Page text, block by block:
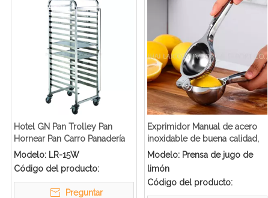
Hotel GN Pan Trolley Pan
Hornear Pan Carro Panadería
Empujar Carro
Modelo: LR-15W
Código del producto:
Preguntar
Exprimidor Manual de acero
inoxidable de buena calidad,
prensa de zumo de fruta con
Clip para limón, prensa de
limón
Modelo: Prensa de jugo de
limón
Código del producto: